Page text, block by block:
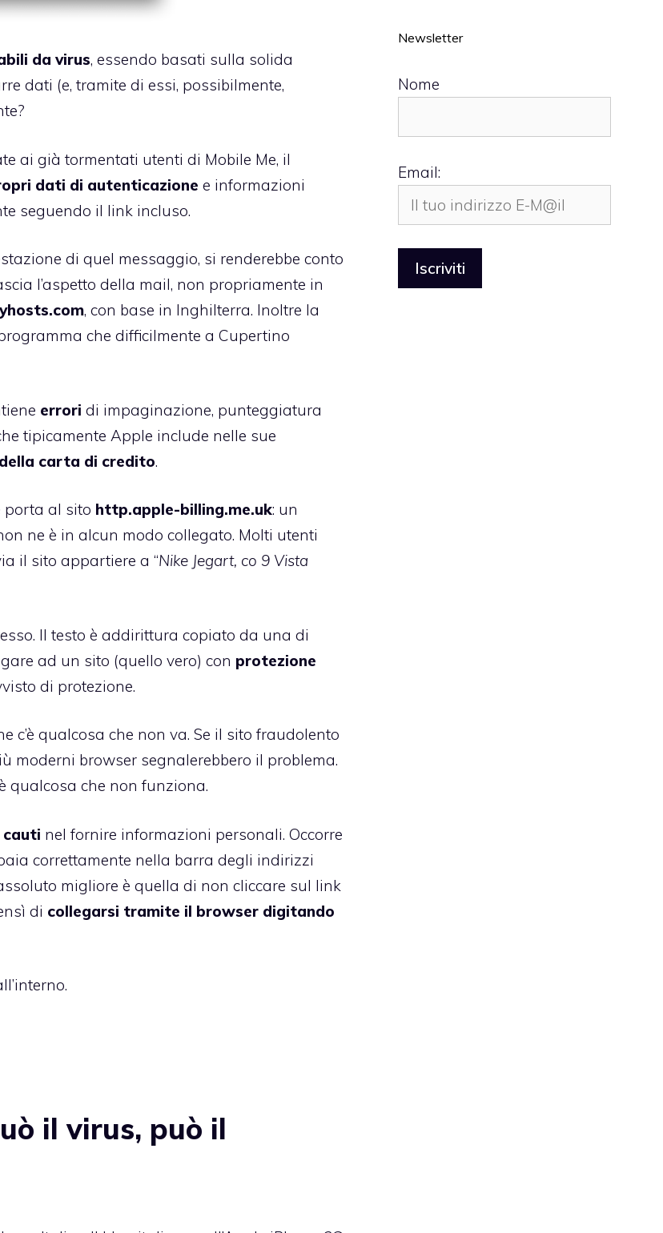
da virus, essendo basati sulla solida
dati (e, tramite di essi, possibilmente,
ai già tormentati utenti di Mobile Me, il
dati di autenticazione e informazioni
seguendo il link incluso.
di quel messaggio, si renderebbe conto
l’aspetto della mail, non propriamente in
, con base in Inghilterra. Inoltre la
che difficilmente a Cupertino
errori di impaginazione, punteggiatura
tipicamente Apple include nelle sue
carta di credito.
porta al sito http.apple-billing.me.uk: un
ne è in alcun modo collegato. Molti utenti
il sito appartiere a “Nike Jegart, co 9 Vista
Il testo è addirittura copiato da una di
ad un sito (quello vero) con protezione
di protezione.
c’è qualcosa che non va. Se il sito fraudolento
moderni browser segnalerebbero il problema.
qualcosa che non funziona.
cauti nel fornire informazioni personali. Occorre
correttamente nella barra degli indirizzi
migliore è quella di non cliccare sul link
di collegarsi tramite il browser digitando
il virus, può il
Newsletter
Nome
Email: